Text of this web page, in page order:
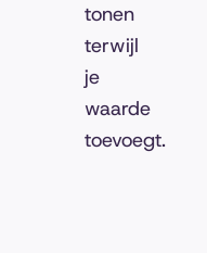
tonen
terwijl
je
waarde
toevoegt.